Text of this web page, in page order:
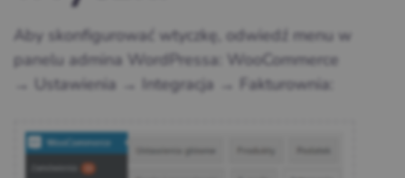
Aby skonfigurować wtyczkę, odwiedź menu w
panelu admina WordPressa: WooCommerce
→ Ustawienia → Integracja → Fakturownia: